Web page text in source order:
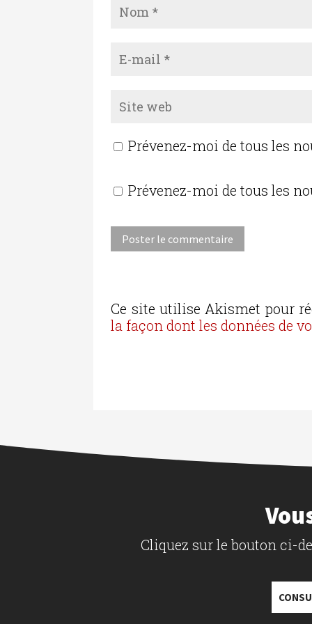
Prévenez-moi de tous les
Prévenez-moi de tous les
Ce site utilise Akismet pour
la façon dont les données de
Cliquez sur le bouton ci-